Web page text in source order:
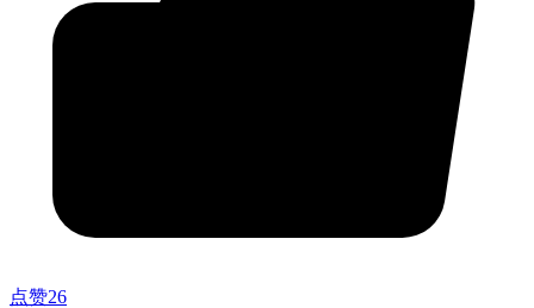
点赞26